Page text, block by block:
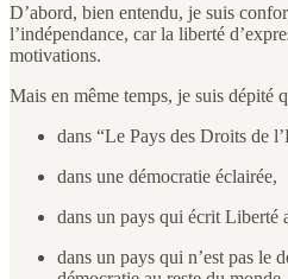
D’abord, bien entendu, je suis
l’indépendance, car la liberté
motivations.
Mais en même temps, je suis dépité
dans “Le Pays des Droits de
dans une démocratie éclairée,
dans un pays qui écrit Liberté
dans un pays qui n’est pas le